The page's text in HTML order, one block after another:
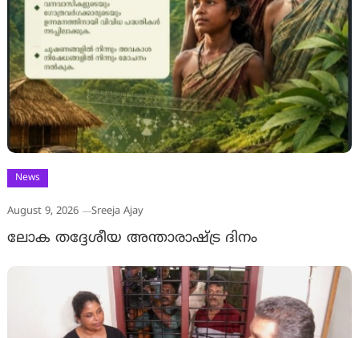
News
August 9, 2026 Sreeja Ajay
ലോക തദ്ദേശീയ അന്താരാഷ്ട്ര ദിനം